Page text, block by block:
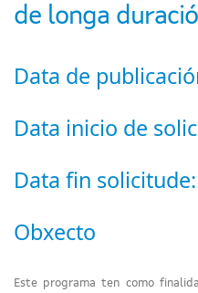
de longa
Data de
Data inicio de
Data fin solicitude:
Obxecto
Este programa ten como